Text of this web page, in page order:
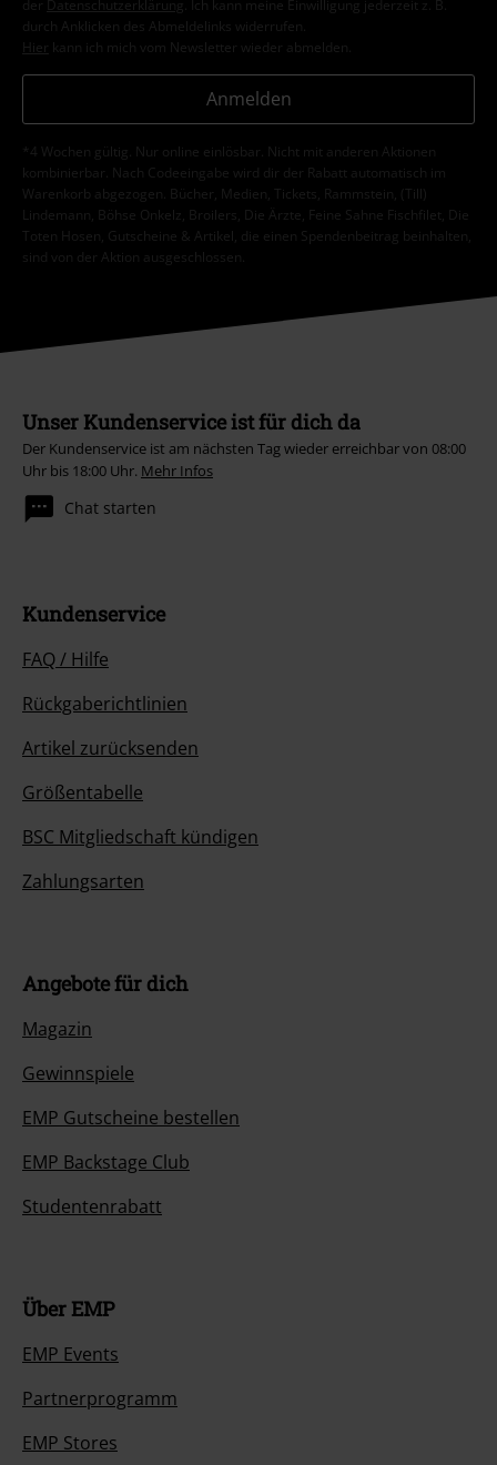
der Datenschutzerklärung
. Ich kann meine Einwilligung jederzeit z. B.
durch Anklicken des Abmeldelinks widerrufen.
Hier kann ich mich vom Newsletter wieder abmelden.
Anmelden
*4 Wochen gültig. Nur online einlösbar. Nicht mit anderen Aktionen
kombinierbar. Nach Codeeingabe wird dir der Rabatt automatisch im
Warenkorb abgezogen. Bücher, Medien, Tickets, Rammstein, (Till)
Lindemann, Böhse Onkelz, Broilers, Die Ärzte, Feine Sahne Fischfilet, Die
Toten Hosen, Gutscheine & Artikel, die einen Spendenbeitrag beinhalten,
sind von der Aktion ausgeschlossen.
Unser Kundenservice ist für dich da
Der Kundenservice ist am nächsten Tag wieder erreichbar von 08:00
Uhr bis 18:00 Uhr. Mehr Infos
Chat starten
Kundenservice
FAQ / Hilfe
Rückgaberichtlinien
Artikel zurücksenden
Größentabelle
BSC Mitgliedschaft kündigen
Zahlungsarten
Angebote für dich
Magazin
Gewinnspiele
EMP Gutscheine bestellen
EMP Backstage Club
Studentenrabatt
Über EMP
EMP Events
Partnerprogramm
EMP Stores